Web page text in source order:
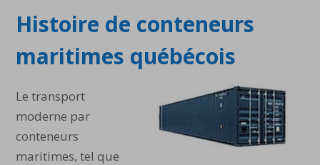
Histoire de conteneurs
maritimes québécois
Le transport
moderne par
conteneurs
maritimes, tel que